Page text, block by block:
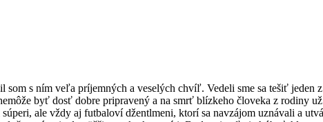
s ním veľa príjemných a veselých chvíľ. Vedeli sme sa tešiť jeden
byť dosť dobre pripravený a na smrť blízkeho človeka z rodiny
ale vždy aj futbaloví džentlmeni, ktorí sa navzájom uznávali a